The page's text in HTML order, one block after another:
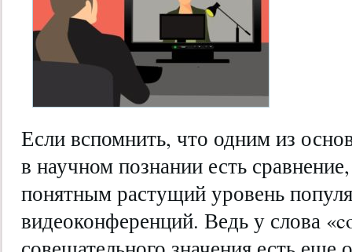
Если вспомнить, что одним из
в научном познании есть
понятным растущий уровень
видеоконференций. Ведь у слова